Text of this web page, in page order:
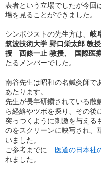
表者という立場でしたが今回
場を見ることができました。
シンポジストの先生方は、 岐
筑波技術大学 野口栄太郎 教
授 西條一止 教授、 国際医
たるメンバーでした。
南谷先生は昭和の名鍼灸師で
あたります。
先生が長年研鑽されている散
ら経絡やツボを探り、その後
突っつくように刺激を与える
のをスクリーンに映写され、
いました。
ご参考までに
医道の日本
れました。